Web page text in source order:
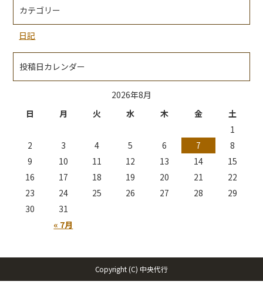
カテゴリー
日記
投稿日カレンダー
2026年8月
日
月 火 水 木 金 土
« 7月
1
2
3 4 5 6 7
8
9
10 11 12 13 14
15
16
17 18 19 20 21
22
23
24 25 26 27 28
29
30
31
Copyright (C) 中央代行